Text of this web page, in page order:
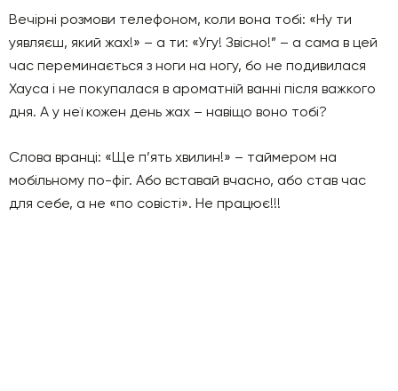
Вечірні розмови телефоном, коли вона тобі: «Ну ти
уявляєш, який жах!» – а ти: «Угу! Звісно!” – а сама в цей
час переминається з ноги на ногу, бо не подивилася
Хауса і не покупалася в ароматній ванні після важкого
дня. А у неї кожен день жах – навіщо воно тобі?
Слова вранці: «Ще п’ять хвилин!» – таймером на
мобільному по-фіг. Або вставай вчасно, або став час
для себе, а не «по совісті». Не працює!!!